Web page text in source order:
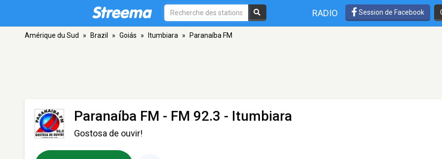
RADIO Session de Facebook
Amérique du Sud » Brazil » Goiás » Itumbiara » Paranaíba FM
Paranaíba FM - FM 92.3 - Itumbiara
Gostosa de ouvir!